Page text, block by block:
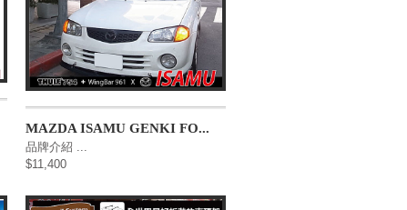
MAZDA ISAMU GENKI FO...
品牌介紹 ...
$11,400